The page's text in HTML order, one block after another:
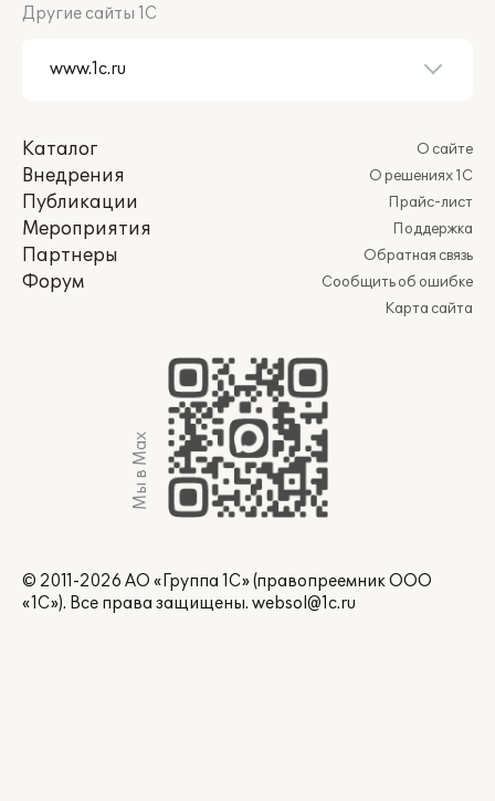
Другие сайты 1С
Каталог
Внедрения
Публикации
Мероприятия
Партнеры
Форум
О сайте
О решениях 1С
Прайс-лист
Поддержка
Обратная связь
Сообщить об ошибке
Карта сайта
Мы в Max
© 2011-2026 АО «Группа 1С» (правопреемник ООО
«1С»). Все права защищены. websol@1c.ru